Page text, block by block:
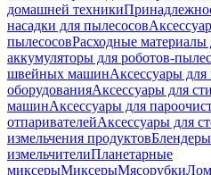
домашней техники
насадки для пылесосов
пылесосовРасходные материалы
аккумуляторы для роботов-
швейных машинАксессуары
оборудованияАксессуары для
машинАксессуары для
отпаривателейАксессуары для
измельчения продуктовБлендеры
измельчителиПланетарные
миксерыМиксерыМясорубки